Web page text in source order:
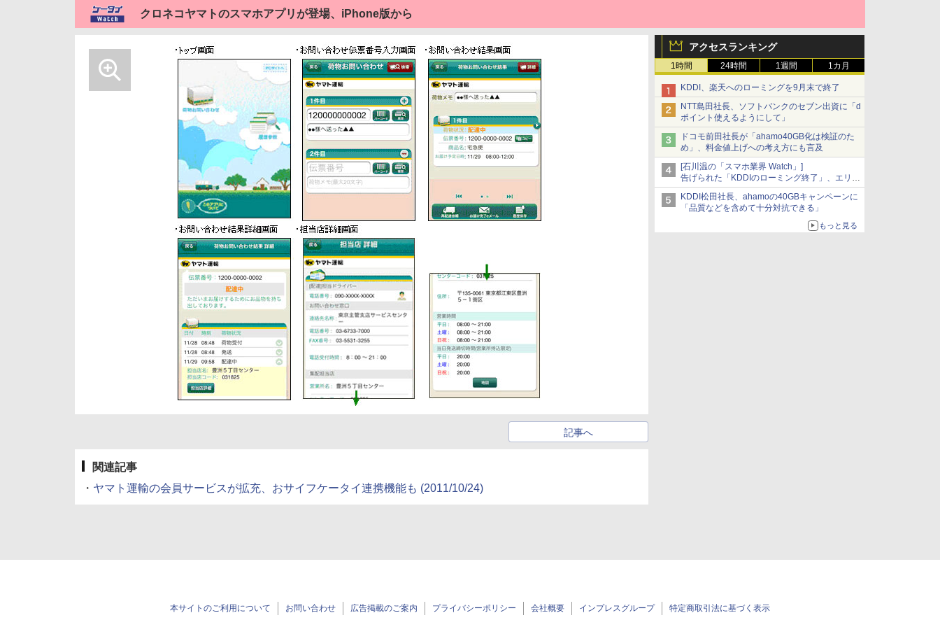
クロネコヤマトのスマホアプリが登場、iPhone版から
アクセスランキング
1時間 24時間 1週間 1カ月
KDDI、楽天へのローミングを9月末で終了
NTT島田社長、ソフトバンクのセブン出資に「d
ポイント使えるようにして」
ドコモ前田社長が「ahamo40GB化は検証のた
め」、料金値上げへの考え方にも言及
[石川温の「スマホ業界 Watch」]
告げられた「KDDIのローミング終了」、エリア
マップの落とし穴と楽天モバイルの課題
KDDI松田社長、ahamoの40GBキャンペーンに
「品質などを含めて十分対抗できる」
もっと見る
記事へ
関連記事
・ ヤマト運輸の会員サービスが拡充、おサイフケータイ連携機能も (2011/10/24)
本サイトのご利用について お問い合わせ 広告掲載のご案内 プライバシーポリシー 会社概要 インプレスグループ 特定商取引法に基づく表示